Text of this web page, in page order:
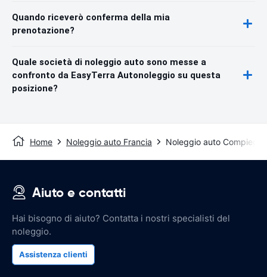
Quando riceverò conferma della mia
prenotazione?
Quale società di noleggio auto sono messe a
confronto da EasyTerra Autonoleggio su questa
posizione?
Home Noleggio auto Francia Noleggio auto Compiegne
Aiuto e contatti
Hai bisogno di aiuto? Contatta i nostri specialisti del
noleggio.
Assistenza clienti